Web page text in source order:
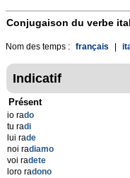
Conjugaison du verbe
Nom des temps : français
Indicatif
Présent
io rado
tu radi
lui rade
noi radiamo
voi radete
loro radono